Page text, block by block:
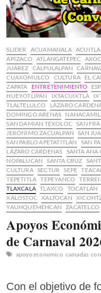
SLIDER ACUAMANALA
APIZACO
ATLANGATEPEC
JUÁREZ CALPULALPAN
CUAXOMULCO
CULTURA EL
ZAPATA
ENTRETENIMIENTO
HUEYOTLIPAN
IXTACUIXTLA
TLALTELULCO
LAZARO
DOMINGO ARENAS
SAN DAMIAN TEXOLOC SAN
JERONIMO ZACUALPAN
SAN
SAN PABLO APETATITLÁN
SAN
LÁZARO CÁRDENAS SANTA ANA
NOPALUCAN
SANTA CRUZ
CULTURA SECTUR SEPE
TEPETITLA TEPEYANCO
TLAXCALA TLAXCO TOCATLÁN
XALOSTOC XALTOCAN
YAUHQUEMEHCAN
ZACATELCO
Apoyos
de Carnaval
apoyo economico camadas
Con el objetivo de